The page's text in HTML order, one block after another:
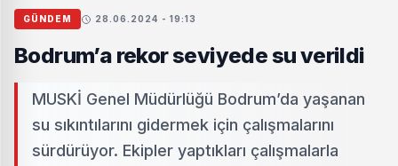
GÜNDEM 28.06.2024 - 19:13
Bodrum’a rekor seviyede su verildi
MUSKİ Genel Müdürlüğü Bodrum’da yaşanan
su sıkıntılarını gidermek için çalışmalarını
sürdürüyor. Ekipler yaptıkları çalışmalarla